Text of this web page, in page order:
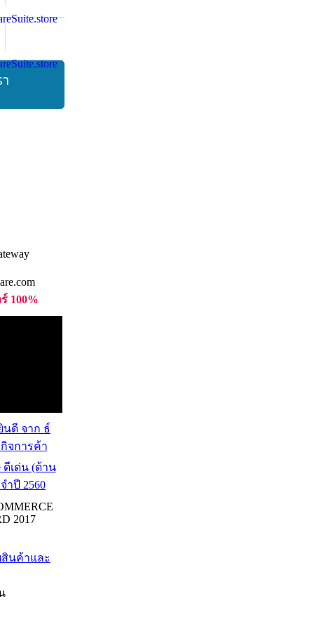
100%